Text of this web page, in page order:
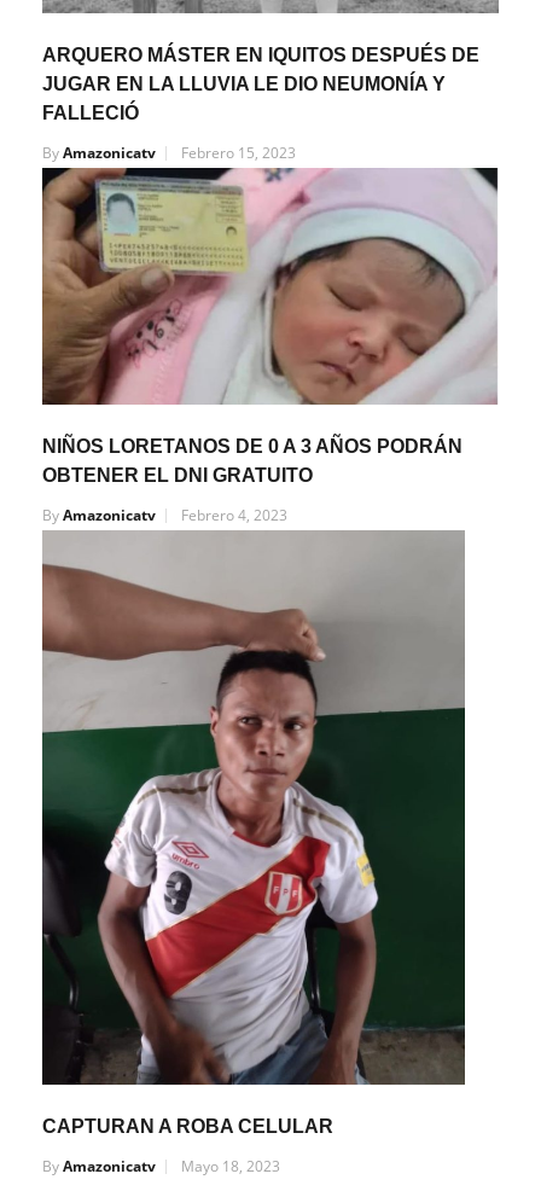
ARQUERO MÁSTER EN IQUITOS DESPUÉS DE
JUGAR EN LA LLUVIA LE DIO NEUMONÍA Y
FALLECIÓ
ByAmazonicatv Febrero 15, 2023
NIÑOS LORETANOS DE 0 A 3 AÑOS PODRÁN
OBTENER EL DNI GRATUITO
ByAmazonicatv Febrero 4, 2023
CAPTURAN A ROBA CELULAR
ByAmazonicatv Mayo 18, 2023